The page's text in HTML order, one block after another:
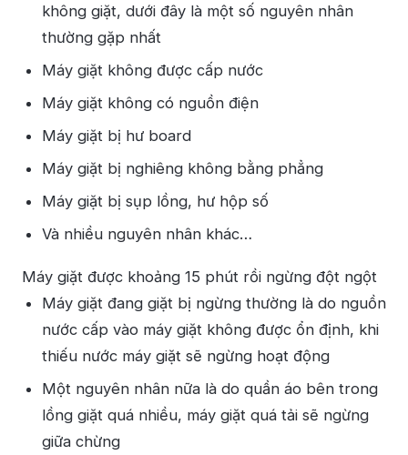
không giặt, dưới đây là một số nguyên nhân
thường gặp nhất
Máy giặt không được cấp nước
Máy giặt không có nguồn điện
Máy giặt bị hư board
Máy giặt bị nghiêng không bằng phẳng
Máy giặt bị sụp lồng, hư hộp số
Và nhiều nguyên nhân khác…
Máy giặt được khoảng 15 phút rồi ngừng đột ngột
Máy giặt đang giặt bị ngừng thường là do nguồn
nước cấp vào máy giặt không được ổn định, khi
thiếu nước máy giặt sẽ ngừng hoạt động
Một nguyên nhân nữa là do quần áo bên trong
lồng giặt quá nhiều, máy giặt quá tải sẽ ngừng
giữa chừng